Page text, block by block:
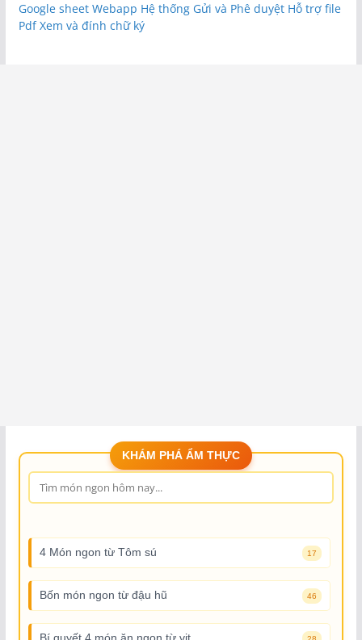
Google sheet Webapp Hệ thống Gửi và Phê duyệt Hỗ trợ file
Pdf Xem và đính chữ ký
KHÁM PHÁ ẨM THỰC
4 Món ngon từ Tôm sú 17
Bốn món ngon từ đậu hũ 46